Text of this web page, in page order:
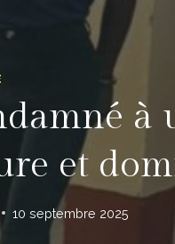
à
et
10 septembre 2025